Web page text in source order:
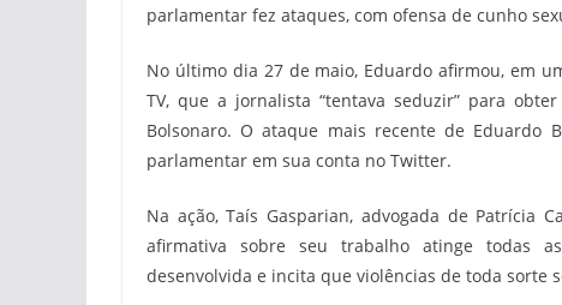
parlamentar fez ataques, com ofensa de cunho
No último dia 27 de maio, Eduardo afirmou, em
TV, que a jornalista “tentava seduzir” para
Bolsonaro. O ataque mais recente de Eduardo
parlamentar em sua conta no Twitter.
Na ação, Taís Gasparian, advogada de Patrícia
afirmativa sobre seu trabalho atinge todas
desenvolvida e incita que violências de toda sorte